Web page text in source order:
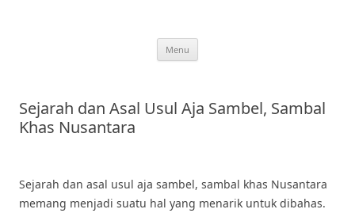
Menu
Sejarah dan Asal Usul Aja Sambel, Sambal
Khas Nusantara
Sejarah dan asal usul aja sambel, sambal khas Nusantara
memang menjadi suatu hal yang menarik untuk dibahas.